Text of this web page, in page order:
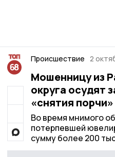
Происшествие 2
Мошенницу из
округа осудят
«снятия порчи»
Во время мнимого
потерпевшей
сумму более 200